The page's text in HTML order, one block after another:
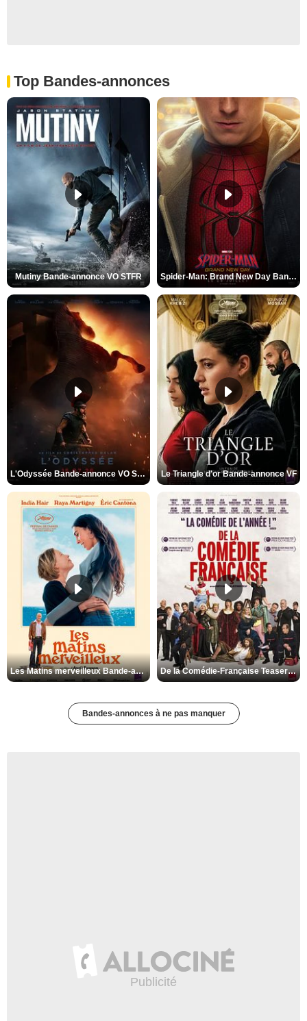
Top Bandes-annonces
Mutiny Bande-annonce VO STFR Spider-Man: Brand New Day Bande-annonce VO STFR
L'Odyssée Bande-annonce VO STFR Le Triangle d'or Bande-annonce VF
Les Matins merveilleux Bande-annonce VF De la Comédie-Française Teaser VF
Bandes-annonces à ne pas manquer